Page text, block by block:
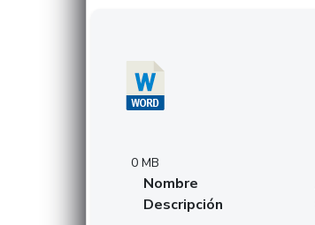
0 MB
Nombre
Descripción